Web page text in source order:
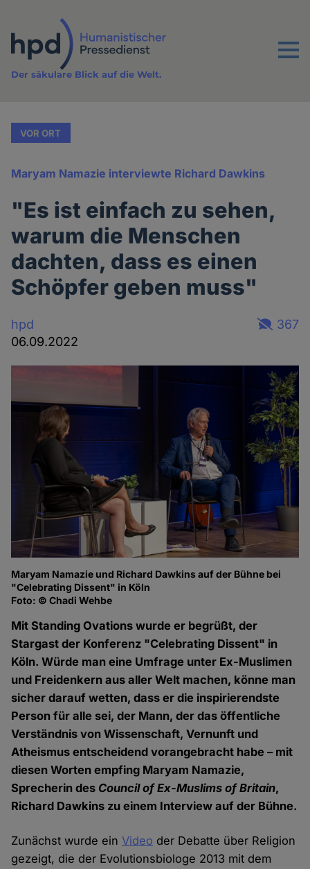
Inhalt
Menu
Der säkulare Blick auf die Welt.
VOR ORT
Maryam Namazie interviewte Richard Dawkins
"Es ist einfach zu sehen,
warum die Menschen
dachten, dass es einen
Schöpfer geben muss"
hpd
06.09.2022
367
Maryam Namazie und Richard Dawkins auf der Bühne bei
"Celebrating Dissent" in Köln
Foto: © Chadi Wehbe
Mit Standing Ovations wurde er begrüßt, der
Stargast der Konferenz "Celebrating Dissent" in
Köln. Würde man eine Umfrage unter Ex-Muslimen
und Freidenkern aus aller Welt machen, könne man
sicher darauf wetten, dass er die inspirierendste
Person für alle sei, der Mann, der das öffentliche
Verständnis von Wissenschaft, Vernunft und
Atheismus entscheidend vorangebracht habe – mit
diesen Worten empfing Maryam Namazie,
Sprecherin des Council of Ex-Muslims of Britain,
Richard Dawkins zu einem Interview auf der Bühne.
Zunächst wurde einVideo der Debatte über Religion
gezeigt, die der Evolutionsbiologe 2013 mit dem